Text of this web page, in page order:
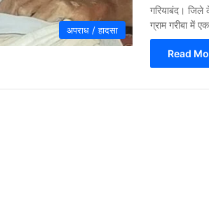
अपराध / हादसा
गरियाबंद। जिले
ग्राम गरीबा में
Read